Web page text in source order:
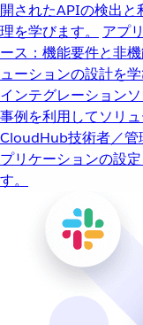
開されたAPIの検出と
理を学びます。
アプ
ース：機能要件と非
ューションの設計を学
インテグレーション
事例を利用してソリ
CloudHub技術者／
プリケーションの設
す。